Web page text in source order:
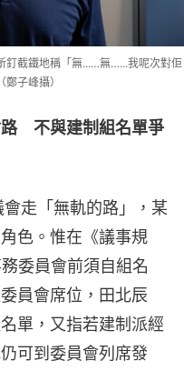
釘截鐵地稱「無...…無…...我呢次對佢
子峰攝）
　不與建制組名單爭
走「無軌的路」，某
色。惟在《議事規
委員會前須自組名
員會席位，田北辰
單，又指若建制派經
可到委員會列席發